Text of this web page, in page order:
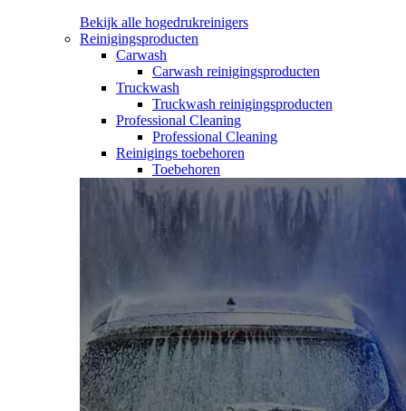
Bekijk alle hogedrukreinigers
Reinigingsproducten
Carwash
Carwash reinigingsproducten
Truckwash
Truckwash reinigingsproducten
Professional Cleaning
Professional Cleaning
Reinigings toebehoren
Toebehoren